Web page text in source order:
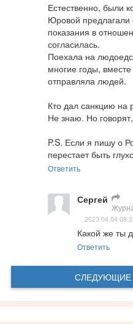
Естественно, были
Юровой предлагали
показания в
согласилась.
Поехала на
многие годы,
отправляла людей.
Кто дал санкцию на
Не знаю. Но
P.S. Если я пишу о
перестает быть
Ответить
Сергей
2023.04.04
Какой же ты
Ответить
СЛЕДУЮЩИЕ